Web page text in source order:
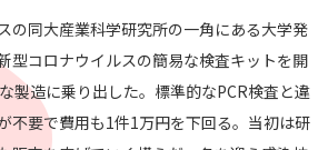
の同大産業科学研究所の一角にある大学発
型コロナウイルスの簡易な検査キットを開
製造に乗り出した。標準的なPCR検査と違
不要で費用も1件1万円を下回る。当初は研